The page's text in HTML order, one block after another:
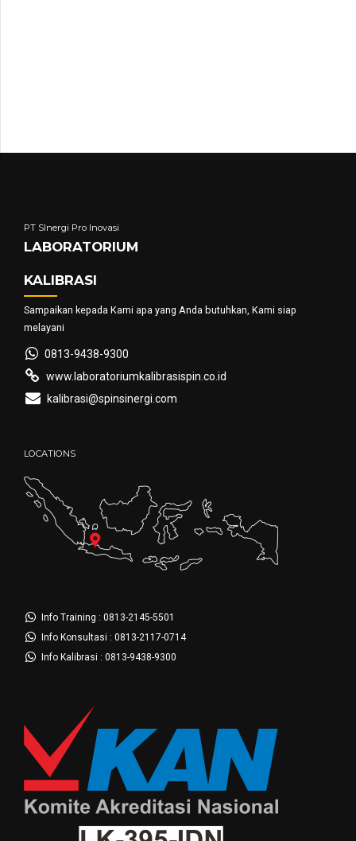
PT SInergi Pro Inovasi
LABORATORIUM
KALIBRASI
Sampaikan kepada Kami apa yang Anda butuhkan, Kami siap
melayani
0813-9438-9300
www.laboratoriumkalibrasispin.co.id
kalibrasi@spinsinergi.com
LOCATIONS
Info Training : 0813-2145-5501
Info Konsultasi : 0813-2117-0714
Info Kalibrasi : 0813-9438-9300